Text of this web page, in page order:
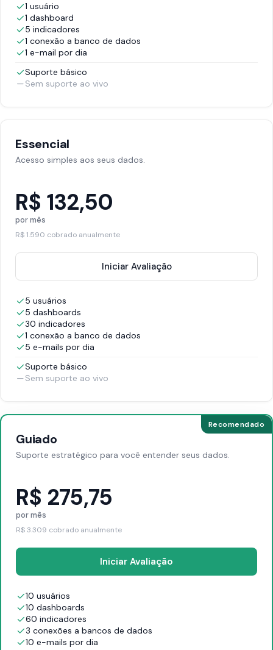
1 usuário
1 dashboard
5 indicadores
1 conexão a banco de dados
1 e-mail por dia
Suporte básico
Sem suporte ao vivo
Essencial
Acesso simples aos seus dados.
R$ 132,50
por mês
R$ 1.590 cobrado anualmente
Iniciar Avaliação
5 usuários
5 dashboards
30 indicadores
1 conexão a banco de dados
5 e-mails por dia
Suporte básico
Sem suporte ao vivo
Recomendado
Guiado
Suporte estratégico para você entender seus dados.
R$ 275,75
por mês
R$ 3.309 cobrado anualmente
Iniciar Avaliação
10 usuários
10 dashboards
60 indicadores
3 conexões a bancos de dados
10 e-mails por dia